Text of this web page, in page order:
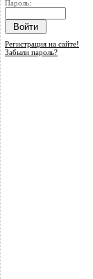
Пароль:
Регистрация на сайте!
Забыли пароль?